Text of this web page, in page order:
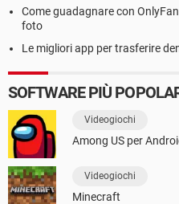
Come guadagnare con
foto
Le migliori app per trasferire
SOFTWARE PIÙ
Videogiochi
Among US per
Videogiochi
Minecraft